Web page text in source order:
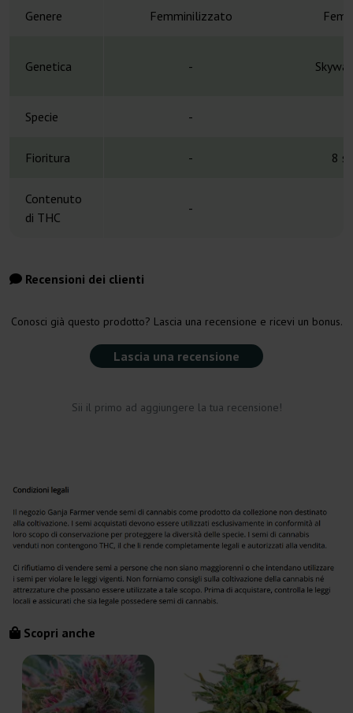
Genere Femminilizzato
Genetica -
Specie -
Fioritura - 8
Contenuto
di THC
-
Recensioni dei clienti
Conosci già questo prodotto? Lascia una recensione e ricevi un bonus.
Lascia una recensione
Sii il primo ad aggiungere la tua recensione!
Scopri anche